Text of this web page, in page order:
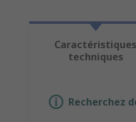
Caractéristiques
techniques
Recherchez